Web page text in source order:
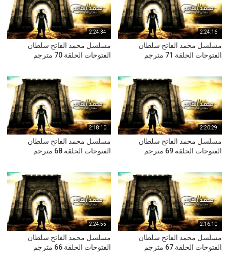
2:24:16
مسلسل محمد الفاتح سلطان
الفتوحات الحلقة 71 مترجم
2:24:34
مسلسل محمد الفاتح سلطان
الفتوحات الحلقة 70 مترجم
2:20:29
مسلسل محمد الفاتح سلطان
الفتوحات الحلقة 69 مترجم
2:18:10
مسلسل محمد الفاتح سلطان
الفتوحات الحلقة 68 مترجم
2:16:10
مسلسل محمد الفاتح سلطان
الفتوحات الحلقة 67 مترجم
2:24:55
مسلسل محمد الفاتح سلطان
الفتوحات الحلقة 66 مترجم